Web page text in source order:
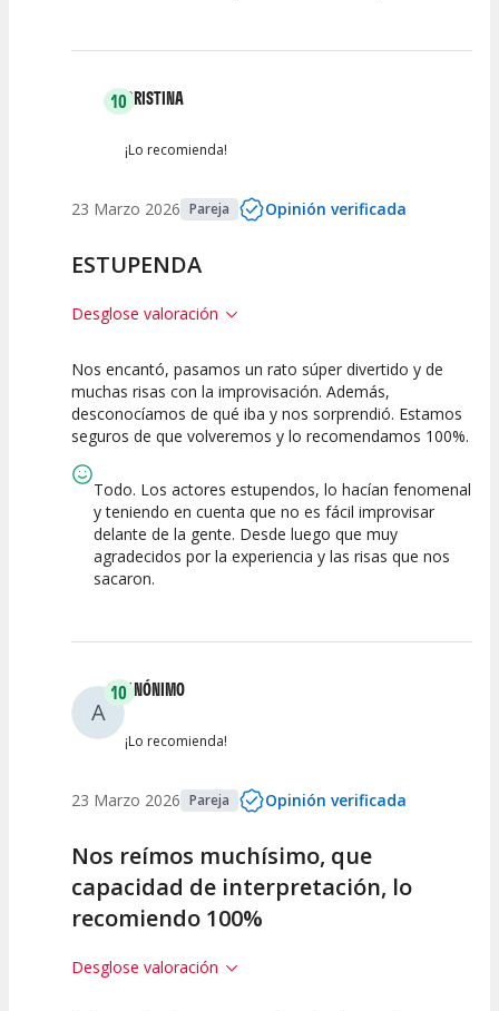
10CRISTINA
¡Lo recomienda!
23 Marzo 2026 Pareja Opinión verificada
ESTUPENDA
Desglose valoración
10
Calidad del
Espectáculo
10
Puesta en
Escena
10
Interpretación
artística
Nos encantó, pasamos un rato súper divertido y de
muchas risas con la improvisación. Además,
desconocíamos de qué iba y nos sorprendió. Estamos
seguros de que volveremos y lo recomendamos 100%.
Todo. Los actores estupendos, lo hacían fenomenal
y teniendo en cuenta que no es fácil improvisar
delante de la gente. Desde luego que muy
agradecidos por la experiencia y las risas que nos
sacaron.
A
10ANÓNIMO
¡Lo recomienda!
23 Marzo 2026 Pareja Opinión verificada
Nos reímos muchísimo, que
capacidad de interpretación, lo
recomiendo 100%
Desglose valoración